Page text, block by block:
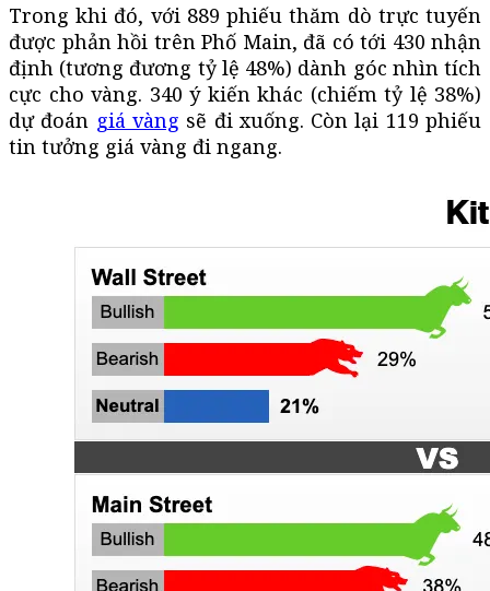
Trong khi đó, với 889 phiếu thăm dò trực tuyến
được phản hồi trên Phố Main, đã có tới 430 nhận
định (tương đương tỷ lệ 48%) dành góc nhìn tích
cực cho vàng. 340 ý kiến khác (chiếm tỷ lệ 38%)
dự đoán giá vàng sẽ đi xuống. Còn lại 119 phiếu
tin tưởng giá vàng đi ngang.